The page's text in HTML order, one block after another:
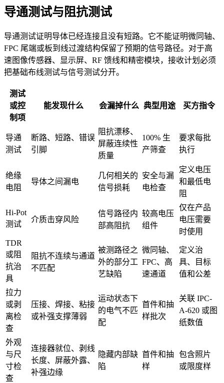
导通测试与阻抗测试
导通测试证明导体已经连接且没有短路。它不能证明微同轴、
FPC 尾端或板到线过渡结构保留了预期的信号路径。对于高
速图像传感器、显示屏、RF 馈线和精密模块，接收计划必须
把基础布线测试与信号测试分开。
测试
或控
制项
能发现什么 会漏掉什么 典型用途 买方指令
导通
测试
断路、短路、错误
引脚
阻抗漂移、
屏蔽连续性
质量
100% 生
产筛查
要求每批
执行
绝缘
电阻
导体之间漏电
几何相关的
信号损耗
安全与漏
电检查
定义电压
和最低电
阻
Hi-Pot
测试
介质击穿风险
信号路径内
部高阻抗
较高电压
组件
仅在产品
电压需要
时使用
TDR
或阻
抗治
具
阻抗不连续与通道
不匹配
被测路径之
外的部分工
艺缺陷
微同轴、
FPC、高
速通道
定义治
具、目标
值和公差
拉力
或剥
离检
查
压接、焊接、粘接
或补强支撑薄弱
运动状态下
的电气不匹
配
首件和抽
样批次
关联 IPC-
A-620 或图
纸数值
外观
与尺
寸检
查
连接器就位、剥线
长度、屏蔽外露、
补强边缘
隐藏内部缺
陷
首件和抽
样
包含照片
或限度样